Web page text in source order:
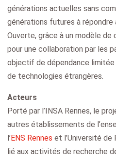
générations actuelles sans
générations futures à répondre
Ouverte, grâce à un modèle de
pour une collaboration par les
objectif de dépendance limitée
de technologies étrangères.
Acteurs
Porté par l’INSA Rennes, le
autres établissements de
l’ENS Rennes et l’Université
lié aux activités de recherche